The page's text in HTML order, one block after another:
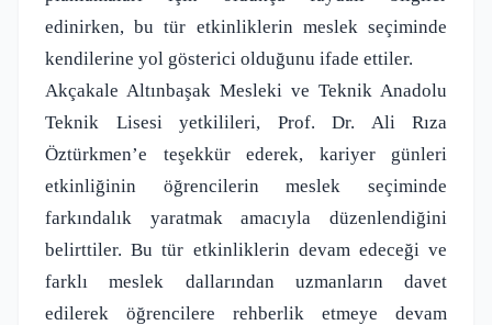
edinirken, bu tür etkinliklerin meslek seçiminde
kendilerine yol gösterici olduğunu ifade ettiler.
Akçakale Altınbaşak Mesleki ve Teknik Anadolu
Teknik Lisesi yetkilileri, Prof. Dr. Ali Rıza
Öztürkmen’e teşekkür ederek, kariyer günleri
etkinliğinin öğrencilerin meslek seçiminde
farkındalık yaratmak amacıyla düzenlendiğini
belirttiler. Bu tür etkinliklerin devam edeceği ve
farklı meslek dallarından uzmanların davet
edilerek öğrencilere rehberlik etmeye devam